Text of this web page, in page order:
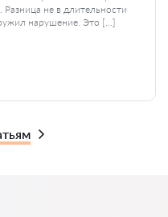
не в длительности
нарушение. Это […]